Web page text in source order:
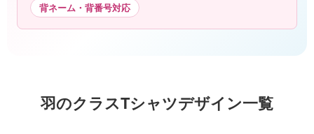
背ネーム・背番号対応
羽のクラスTシャツデザイン一覧